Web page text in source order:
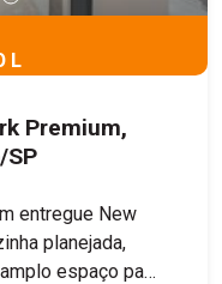
L
Premium,
SP
entregue New
planejada,
espaço para